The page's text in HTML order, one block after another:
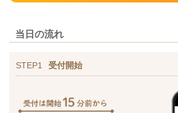
当日の流れ
STEP1 受付開始